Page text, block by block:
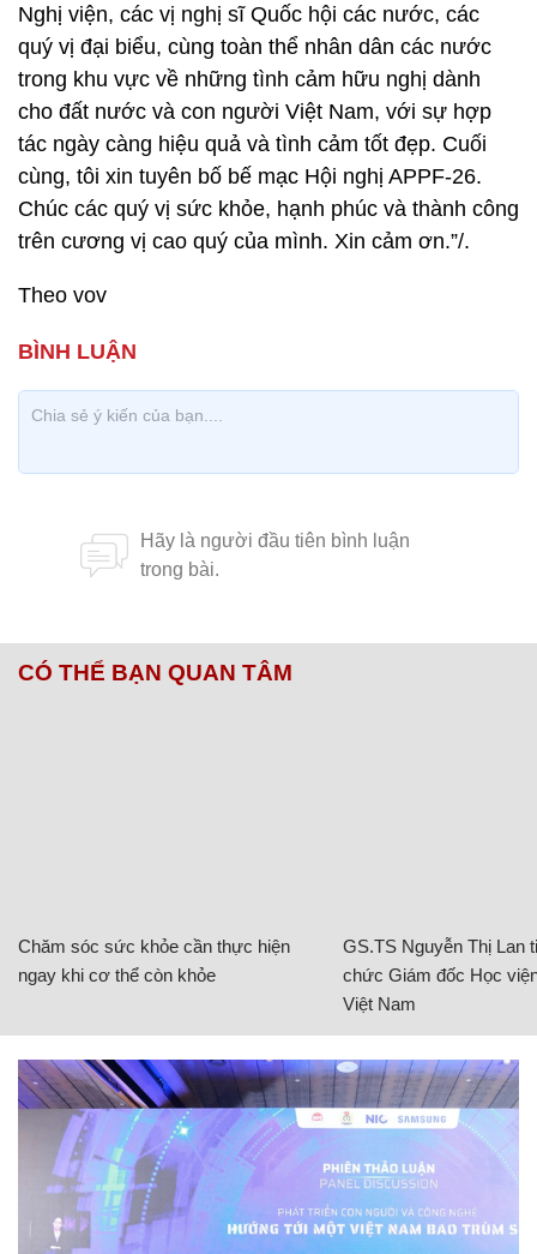
Nghị viện, các vị nghị sĩ Quốc hội các nước, các
quý vị đại biểu, cùng toàn thể nhân dân các nước
trong khu vực về những tình cảm hữu nghị dành
cho đất nước và con người Việt Nam, với sự hợp
tác ngày càng hiệu quả và tình cảm tốt đẹp. Cuối
cùng, tôi xin tuyên bố bế mạc Hội nghị APPF-26.
Chúc các quý vị sức khỏe, hạnh phúc và thành công
trên cương vị cao quý của mình. Xin cảm ơn.”/.
Theo vov
CÓ THỂ BẠN QUAN TÂM
Chăm sóc sức khỏe cần thực hiện
ngay khi cơ thể còn khỏe
GS.TS Nguyễn Thị Lan
chức Giám đốc Học
Việt Nam